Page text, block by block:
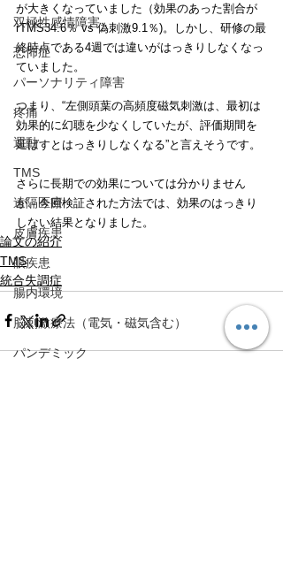
双極性感情障害
恐怖症
パーソナリティ障害
疼痛
運動
TMS
遠隔医療
皮膚疾患
眼疾患
腸内環境
脳刺激療法（電気・磁気含む）
パンデミック
が大きくなっていました（効果のあった割合が
rTMS34.6％ vs 偽刺激9.1％)。しかし、研修の最
終時点である4週では違いがはっきりしなくなっ
ていました。
つまり、“左側頭葉の高頻度磁気刺激は、最初は
効果的に幻聴を少なくしていたが、評価期間を
延ばすとはっきりしなくなる”と言えそうです。
さらに長期での効果については分かりません
が、今回検証された方法では、効果のはっきり
しない結果となりました。
論文の紹介
TMS
統合失調症